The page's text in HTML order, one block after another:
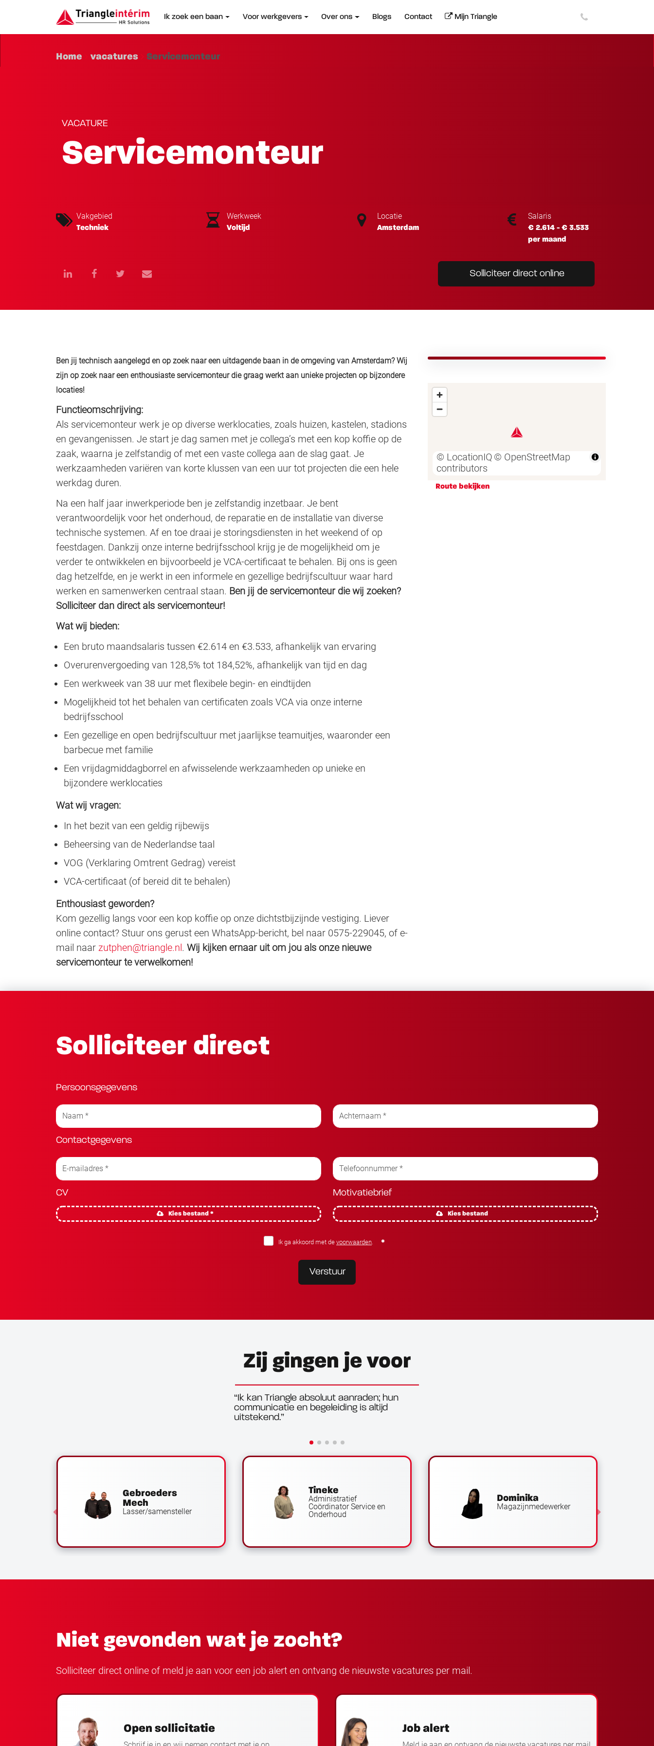
Ik zoek een baan Voor werkgevers Over ons Blogs Contact Mijn Triangle
Home vacatures Servicemonteur
VACATURE
Servicemonteur
Vakgebied
Techniek
Werkweek
Voltijd
Locatie
Amsterdam
Salaris
€ 2.614 - € 3.533
per maand
Solliciteer direct online
Ben jij technisch aangelegd en op zoek naar een uitdagende baan in de omgeving van Amsterdam? Wij
zijn op zoek naar een enthousiaste servicemonteur die graag werkt aan unieke projecten op bijzondere
locaties!
Functieomschrijving:
Als servicemonteur werk je op diverse werklocaties, zoals huizen, kastelen, stadions
en gevangenissen. Je start je dag samen met je collega’s met een kop koffie op de
zaak, waarna je zelfstandig of met een vaste collega aan de slag gaat. Je
werkzaamheden variëren van korte klussen van een uur tot projecten die een hele
werkdag duren.
Na een half jaar inwerkperiode ben je zelfstandig inzetbaar. Je bent
verantwoordelijk voor het onderhoud, de reparatie en de installatie van diverse
technische systemen. Af en toe draai je storingsdiensten in het weekend of op
feestdagen. Dankzij onze interne bedrijfsschool krijg je de mogelijkheid om je
verder te ontwikkelen en bijvoorbeeld je VCA-certificaat te behalen. Bij ons is geen
dag hetzelfde, en je werkt in een informele en gezellige bedrijfscultuur waar hard
werken en samenwerken centraal staan. Ben jij de servicemonteur die wij zoeken?
Solliciteer dan direct als servicemonteur!
Wat wij bieden:
Een bruto maandsalaris tussen €2.614 en €3.533, afhankelijk van ervaring
Overurenvergoeding van 128,5% tot 184,52%, afhankelijk van tijd en dag
Een werkweek van 38 uur met flexibele begin- en eindtijden
Mogelijkheid tot het behalen van certificaten zoals VCA via onze interne
bedrijfsschool
Een gezellige en open bedrijfscultuur met jaarlijkse teamuitjes, waaronder een
barbecue met familie
Een vrijdagmiddagborrel en afwisselende werkzaamheden op unieke en
bijzondere werklocaties
Wat wij vragen:
In het bezit van een geldig rijbewijs
Beheersing van de Nederlandse taal
VOG (Verklaring Omtrent Gedrag) vereist
VCA-certificaat (of bereid dit te behalen)
Enthousiast geworden?
Kom gezellig langs voor een kop koffie op onze dichtstbijzijnde vestiging. Liever
online contact? Stuur ons gerust een WhatsApp-bericht, bel naar 0575-229045, of e-
mail naar zutphen@triangle.nl. Wij kijken ernaar uit om jou als onze nieuwe
servicemonteur te verwelkomen!
Route bekijken
Solliciteer direct
Persoonsgegevens
Contactgegevens
CV
Kies bestand *
Motivatiebrief
Kies bestand
Ik ga akkoord met de voorwaarden
Verstuur
Zij gingen je voor
Gebroeders
Mech
Lasser/samensteller
Tineke
Administratief
Coördinator Service en
Onderhoud
Dominika
Magazijnmedewerker
Niet gevonden wat je zocht?
Solliciteer direct online of meld je aan voor een job alert en ontvang de nieuwste vacatures per mail.
Open sollicitatie Job alert